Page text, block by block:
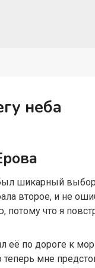
неба
шикарный выбор:
второе, и не
что я
её по дороге к
мне